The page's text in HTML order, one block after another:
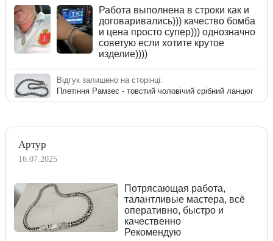
Работа выполнена в строки как и
договаривались))) качество бомба
и цена просто супер))) однозначно
советую если хотите крутое
изделие))))
Відгук залишено на сторінці:
Плетіння Рамзес - товстий чоловічий срібний ланцюг
Артур
16.07.2025
Потрясающая работа,
талантливые мастера, всё
оперативно, быстро и
качественно
Рекомендую